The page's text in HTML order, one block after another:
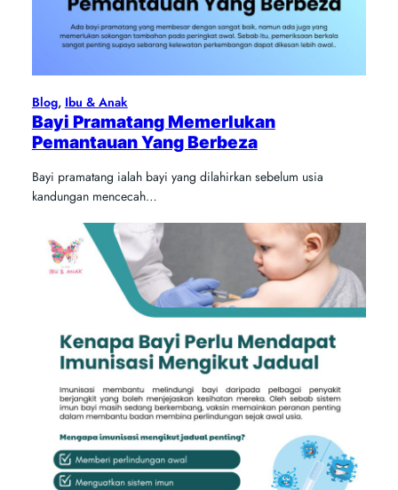
Blog, Ibu & Anak
Bayi Pramatang Memerlukan
Pemantauan Yang Berbeza
Bayi pramatang ialah bayi yang dilahirkan sebelum usia
kandungan mencecah…